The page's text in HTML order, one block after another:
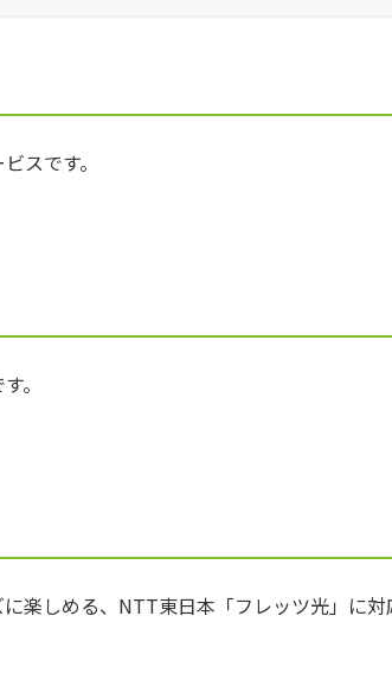
スです。
。
楽しめる、NTT東日本「フレッツ光」に対